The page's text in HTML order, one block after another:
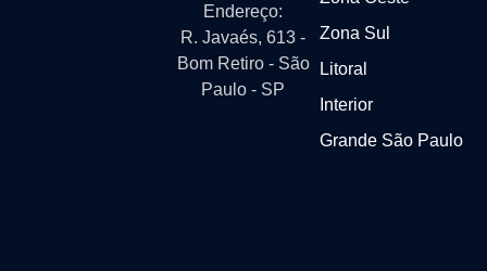
Endereço:
R. Javaés, 613 -
Bom Retiro - São
Paulo - SP
Zona Sul
Litoral
Interior
Grande São Paulo